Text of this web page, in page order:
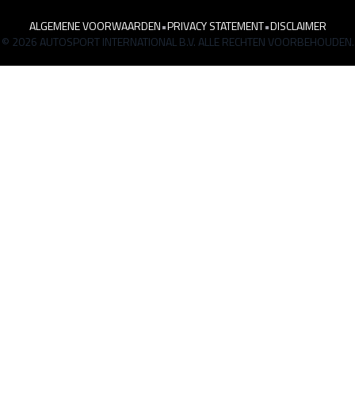
ALGEMENE VOORWAARDEN•PRIVACY STATEMENT•DISCLAIMER
© 2026 AUTOSPORT INTERNATIONAL B.V. ALLE RECHTEN VOORBEHOUDEN.